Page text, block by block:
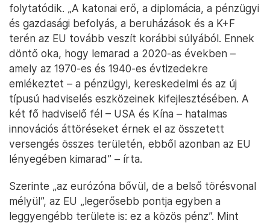
folytatódik. „A katonai erő, a diplomácia, a pénzügyi
és gazdasági befolyás, a beruházások és a K+F
terén az EU tovább veszít korábbi súlyából. Ennek
döntő oka, hogy lemarad a 2020-as években –
amely az 1970-es és 1940-es évtizedekre
emlékeztet – a pénzügyi, kereskedelmi és az új
típusú hadviselés eszközeinek kifejlesztésében. A
két fő hadviselő fél – USA és Kína – hatalmas
innovációs áttöréseket érnek el az összetett
versengés összes területén, ebből azonban az EU
lényegében kimarad” – írta.
Szerinte „az eurózóna bővül, de a belső törésvonal
mélyül”, az EU „legerősebb pontja egyben a
leggyengébb területe is: ez a közös pénz”. Mint